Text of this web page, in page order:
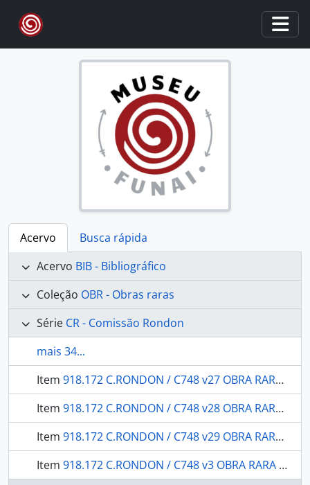
Skip to main content
Acervo
Busca rápida
Acervo BIB - Bibliográfico
Coleção OBR - Obras raras
Série CR - Comissão Rondon
mais 34...
Item 918.172 C.RONDON / C748 v27 OBRA RARA / 1916 - Relatório dos trabalhos realizados durante o ano de 1908
Item 918.172 C.RONDON / C748 v28 OBRA RARA / 1916 - Relatórios dos trabalhos de Botânica e viagens executados durante os anos de 1908 e 1909
Item 918.172 C.RONDON / C748 v29 OBRA RARA / 1916 - Exploração do rio Iquê (1912-1913) relatório
Item 918.172 C.RONDON / C748 v3 OBRA RARA / 19-- - Serviço Astronomico Relatório: Ajudante da expedição 1. tne. João Salustiano de Lyra.